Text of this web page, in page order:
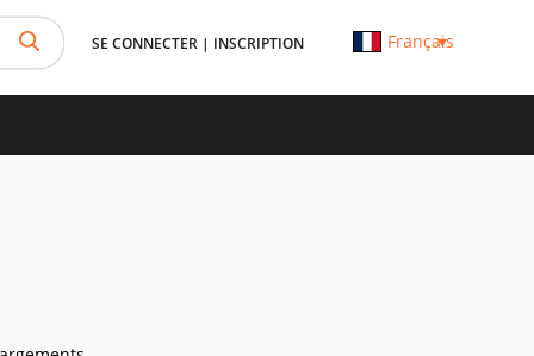
SE CONNECTER | INSCRIPTION Français